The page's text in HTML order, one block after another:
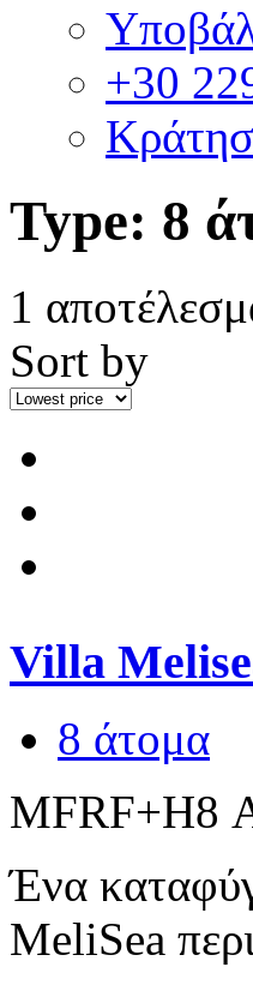
+30
Type: 8
1
Sort by
Villa
8 άτομα
MFRF+H8
Ένα
MeliSea